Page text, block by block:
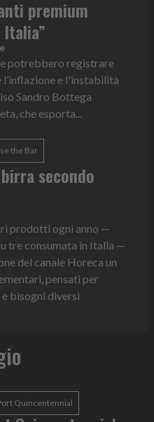
premium
potrebbero registrare
l’inflazione e l'instabilità
Sandro Bottega
che esporta...
the Bar
secondo
prodotti ogni anno —
tre consumata in Italia —
del canale Horeca un
pensati per
bisogni diversi
Quincentennial